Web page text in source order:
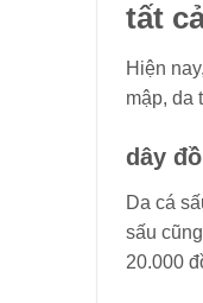
tất
Hiện
mập, da
dây
Da cá
sấu
20.000